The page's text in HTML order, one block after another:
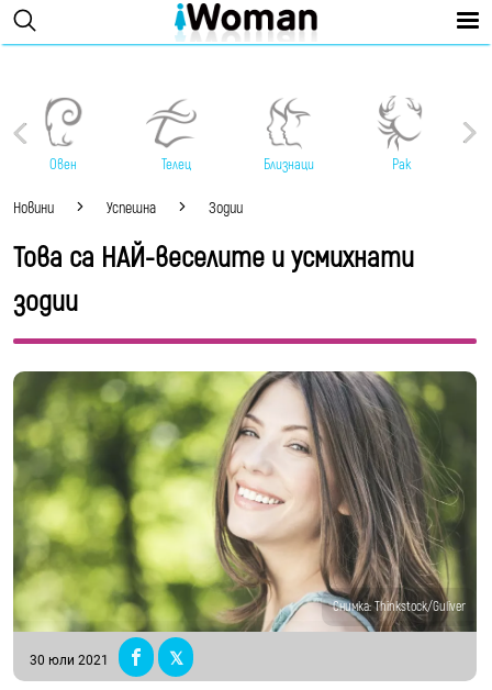
Овен Телец Близнаци Рак
Новини Успешна Зодии
Това са НАЙ-веселите и усмихнати
зодии
Снимка: Thinkstock/Guliver
30 юли 2021